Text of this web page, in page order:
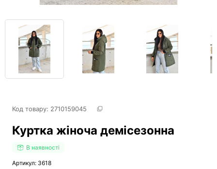
Код товару: 2710159045
Куртка жіноча демісезонна
В наявності
Артикул: 3618